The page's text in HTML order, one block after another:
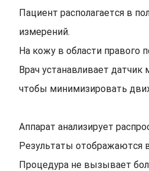
Пациент располагается в
измерений.
На кожу в области правого
Врач устанавливает
чтобы минимизировать
Аппарат анализирует
Результаты отображаются
Процедура не вызывает